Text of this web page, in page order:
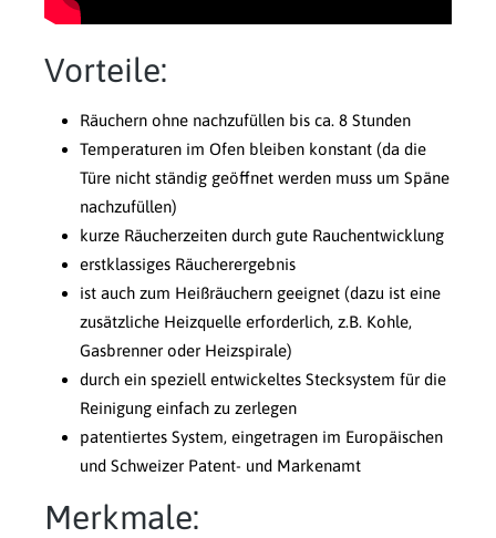
Vorteile:
Räuchern ohne nachzufüllen bis ca. 8 Stunden
Temperaturen im Ofen bleiben konstant (da die
Türe nicht ständig geöffnet werden muss um Späne
nachzufüllen)
kurze Räucherzeiten durch gute Rauchentwicklung
erstklassiges Räucherergebnis
ist auch zum Heißräuchern geeignet (dazu ist eine
zusätzliche Heizquelle erforderlich, z.B. Kohle,
Gasbrenner oder Heizspirale)
durch ein speziell entwickeltes Stecksystem für die
Reinigung einfach zu zerlegen
patentiertes System, eingetragen im Europäischen
und Schweizer Patent- und Markenamt
Merkmale: